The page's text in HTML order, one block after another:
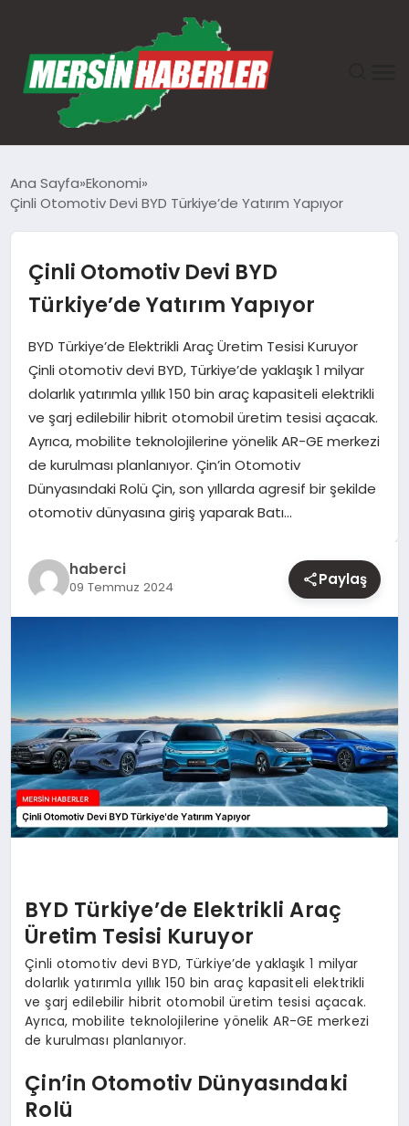
EKONOMI
SAĞLIK
TEKNOLOJI
YAŞAM
EĞITIM
Ana Sayfa Ekonomi
Çinli Otomotiv Devi BYD Türkiye’de Yatırım Yapıyor
Çinli Otomotiv Devi BYD
Türkiye’de Yatırım Yapıyor
BYD Türkiye’de Elektrikli Araç Üretim Tesisi Kuruyor
Çinli otomotiv devi BYD, Türkiye’de yaklaşık 1 milyar
dolarlık yatırımla yıllık 150 bin araç kapasiteli elektrikli
ve şarj edilebilir hibrit otomobil üretim tesisi açacak.
Ayrıca, mobilite teknolojilerine yönelik AR-GE merkezi
de kurulması planlanıyor. Çin’in Otomotiv
Dünyasındaki Rolü Çin, son yıllarda agresif bir şekilde
otomotiv dünyasına giriş yaparak Batı…
haberci
09 Temmuz 2024 Paylaş
BYD Türkiye’de Elektrikli Araç
Üretim Tesisi Kuruyor
Çinli otomotiv devi BYD, Türkiye’de yaklaşık 1 milyar
dolarlık yatırımla yıllık 150 bin araç kapasiteli elektrikli
ve şarj edilebilir hibrit otomobil üretim tesisi açacak.
Ayrıca, mobilite teknolojilerine yönelik AR-GE merkezi
de kurulması planlanıyor.
Çin’in Otomotiv Dünyasındaki
Rolü